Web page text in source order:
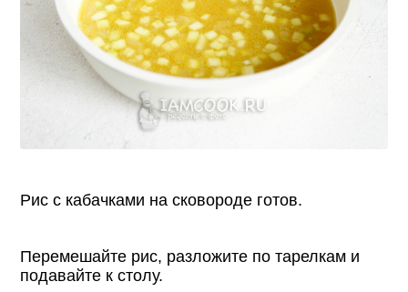
Рис с кабачками на сковороде готов.
Перемешайте рис, разложите по тарелкам и
подавайте к столу.